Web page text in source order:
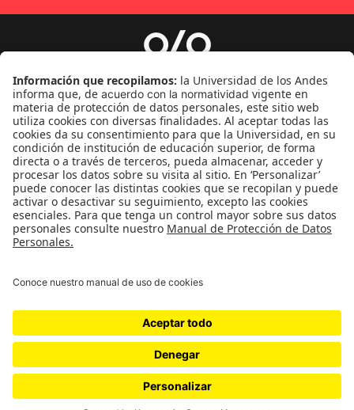
Género
Política
Cultura
Medio ambiente
Medios y periodismo
Ciudad
¿Quiénes somos?
Ediciones especiales
Proyectos 070